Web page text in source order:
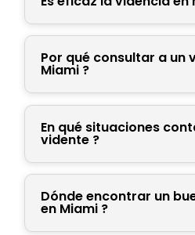
Por qué consultar a un
Miami ?
En qué situaciones
vidente ?
Dónde encontrar un
en Miami ?